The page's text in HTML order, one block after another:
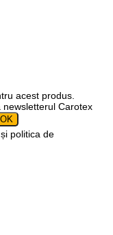
acest produs.
Carotex
politica de